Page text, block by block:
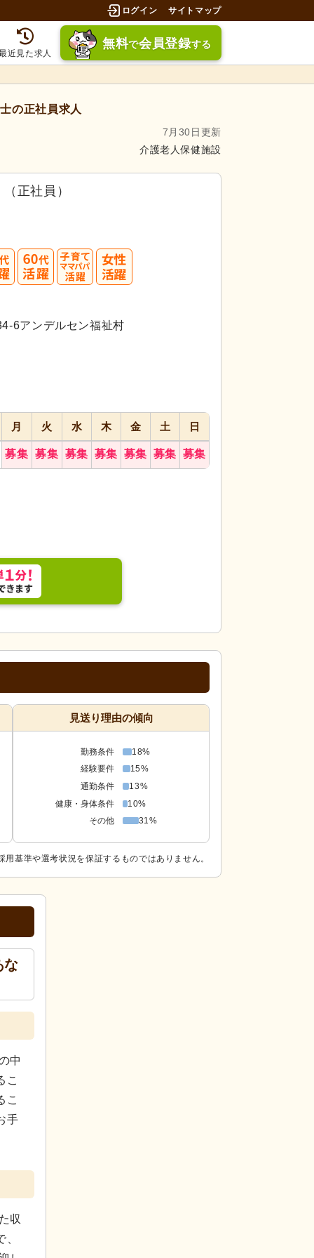
ログイン サイトマップ
近見た求人
無料で会員登録する
の正社員求人
7月30日更新
介護老人保健施設
してみましょう！
応募画面へ進む
正社員）
6アンデルセン福祉村
月 火 水 木 金 土 日
募集 募集 募集 募集 募集 募集 募集
見送り理由の傾向
勤務条件
18%
経験要件
15%
通勤条件
13%
健康・身体条件
10%
その他
31%
基準や選考状況を保証するものではありません。
な
中
こ
こ
手
収